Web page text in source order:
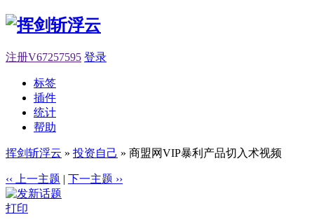
注册V67257595 登录
标签
插件
统计
帮助
挥剑斩浮云 » 投资自己 » 商盟网VIP暴利产品切入术视频
‹‹ 上一主题 | 下一主题 ››
打印